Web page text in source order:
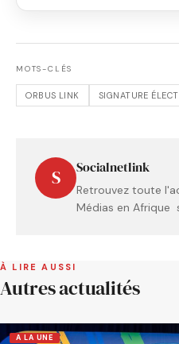
MOTS-CLÉS
ORBUS LINK SIGNATURE
S Socialnetlink
Retrouvez toute
Médias en Afrique
À LIRE AUSSI
Autres actualités
A LA UNE